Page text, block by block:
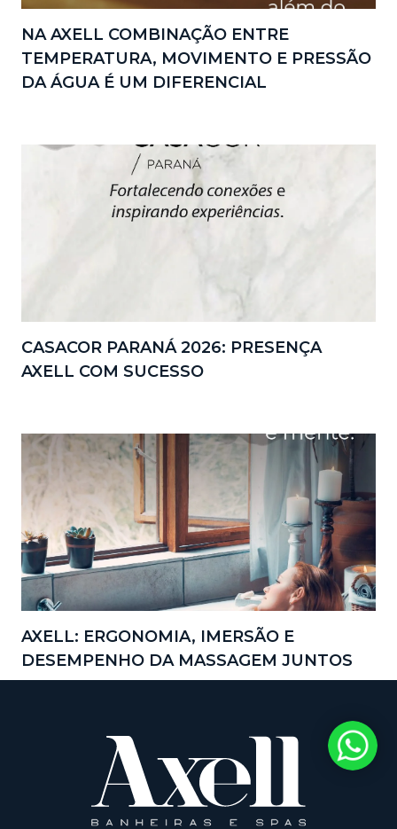
NA AXELL COMBINAÇÃO ENTRE
TEMPERATURA, MOVIMENTO E PRESSÃO
DA ÁGUA É UM DIFERENCIAL
CASACOR PARANÁ 2026: PRESENÇA
AXELL COM SUCESSO
AXELL: ERGONOMIA, IMERSÃO E
DESEMPENHO DA MASSAGEM JUNTOS